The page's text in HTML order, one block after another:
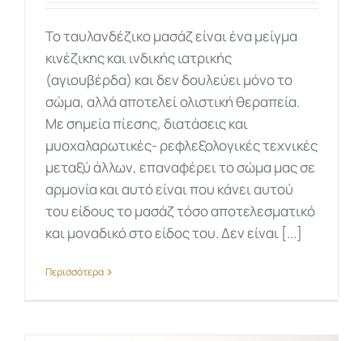
Το ταυλανδέζικο μασάζ είναι ένα μείγμα
κινέζικης και ινδικής ιατρικής
(αγιουβέρδα) και δεν δουλεύει μόνο το
σώμα, αλλά αποτελεί ολιστική θεραπεία.
Με σημεία πίεσης, διατάσεις και
μυοχαλαρωτικές- ρεφλεξολογικές τεχνικές
μεταξύ άλλων, επαναφέρει το σώμα μας σε
αρμονία και αυτό είναι που κάνει αυτού
του είδους το μασάζ τόσο αποτελεσματικό
και μοναδικό στο είδος του. Δεν είναι [...]
Περισσότερα